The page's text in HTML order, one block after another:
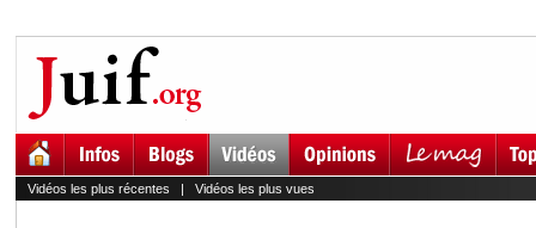
Vidéos les plus récentes | Vidéos les plus vues